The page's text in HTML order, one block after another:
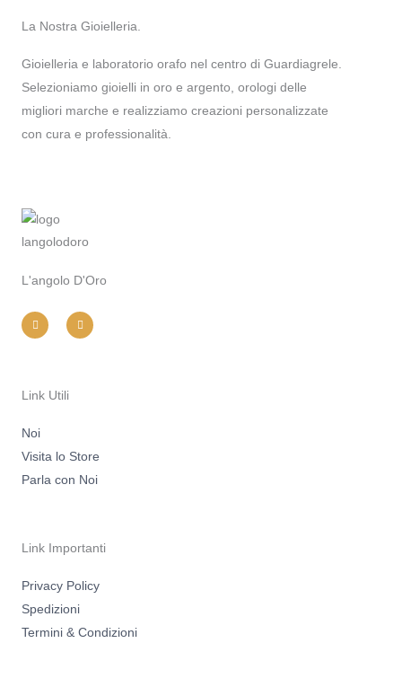
La Nostra Gioielleria.
Gioielleria e laboratorio orafo nel centro di Guardiagrele.
Selezioniamo gioielli in oro e argento, orologi delle
migliori marche e realizziamo creazioni personalizzate
con cura e professionalità.
L'angolo D'Oro
n
s
t
m
a
c
e
Link Utili
Noi
Visita lo Store
Parla con Noi
Link Importanti
Privacy Policy
Spedizioni
Termini & Condizioni